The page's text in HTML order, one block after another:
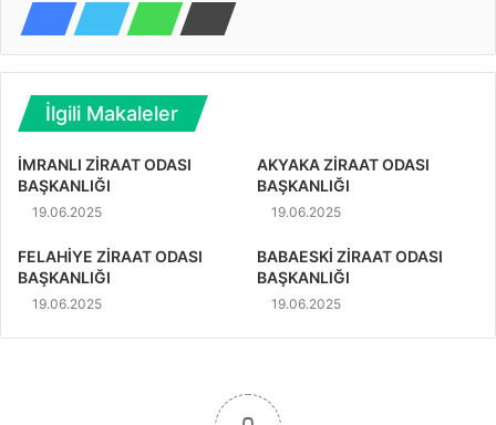
İlgili Makaleler
İMRANLI ZİRAAT ODASI
BAŞKANLIĞI
19.06.2025
AKYAKA ZİRAAT ODASI
BAŞKANLIĞI
19.06.2025
FELAHİYE ZİRAAT ODASI
BAŞKANLIĞI
19.06.2025
BABAESKİ ZİRAAT ODASI
BAŞKANLIĞI
19.06.2025